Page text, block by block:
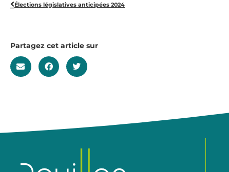
Élections législatives anticipées 2024
Partagez cet article sur